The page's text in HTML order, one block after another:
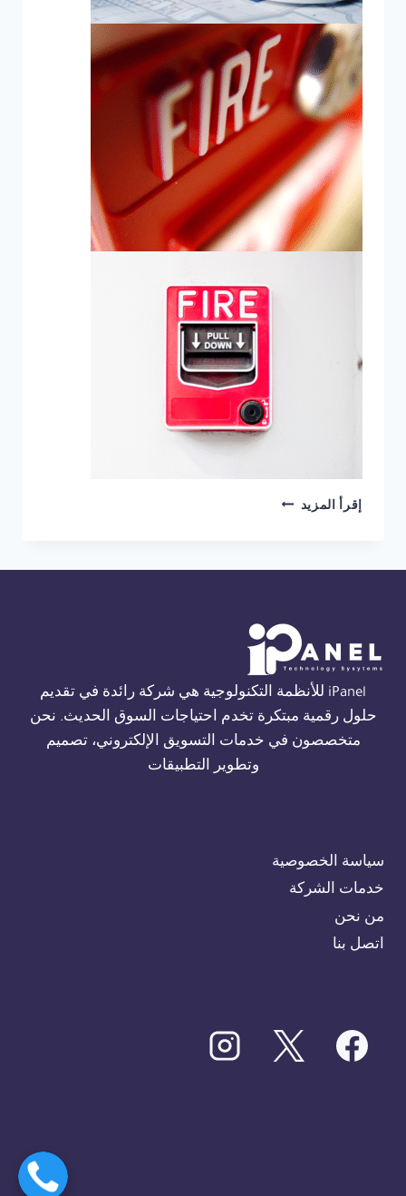
إقرأ المزيد شركة
iPanel للأنظمة التكنولوجية هي شركة رائدة في تقديم
حلول رقمية مبتكرة تخدم احتياجات السوق الحديث. نحن
متخصصون في خدمات التسويق الإلكتروني، تصميم
وتطوير التطبيقات
سياسة الخصوصية
خدمات الشركة
من نحن
اتصل بنا